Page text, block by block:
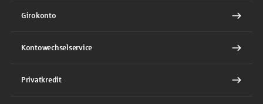
Girokonto
Kontowechselservice
Privatkredit